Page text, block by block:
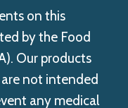
on this
by the Food
Our products
not intended
any medical